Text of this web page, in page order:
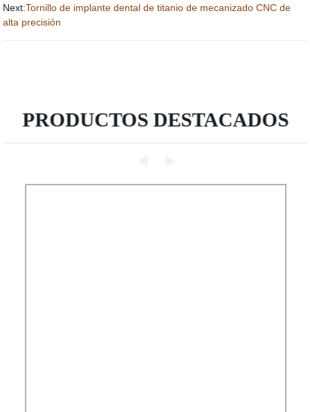
Next:Tornillo de implante dental de titanio de mecanizado CNC de
alta precisión
PRODUCTOS DESTACADOS